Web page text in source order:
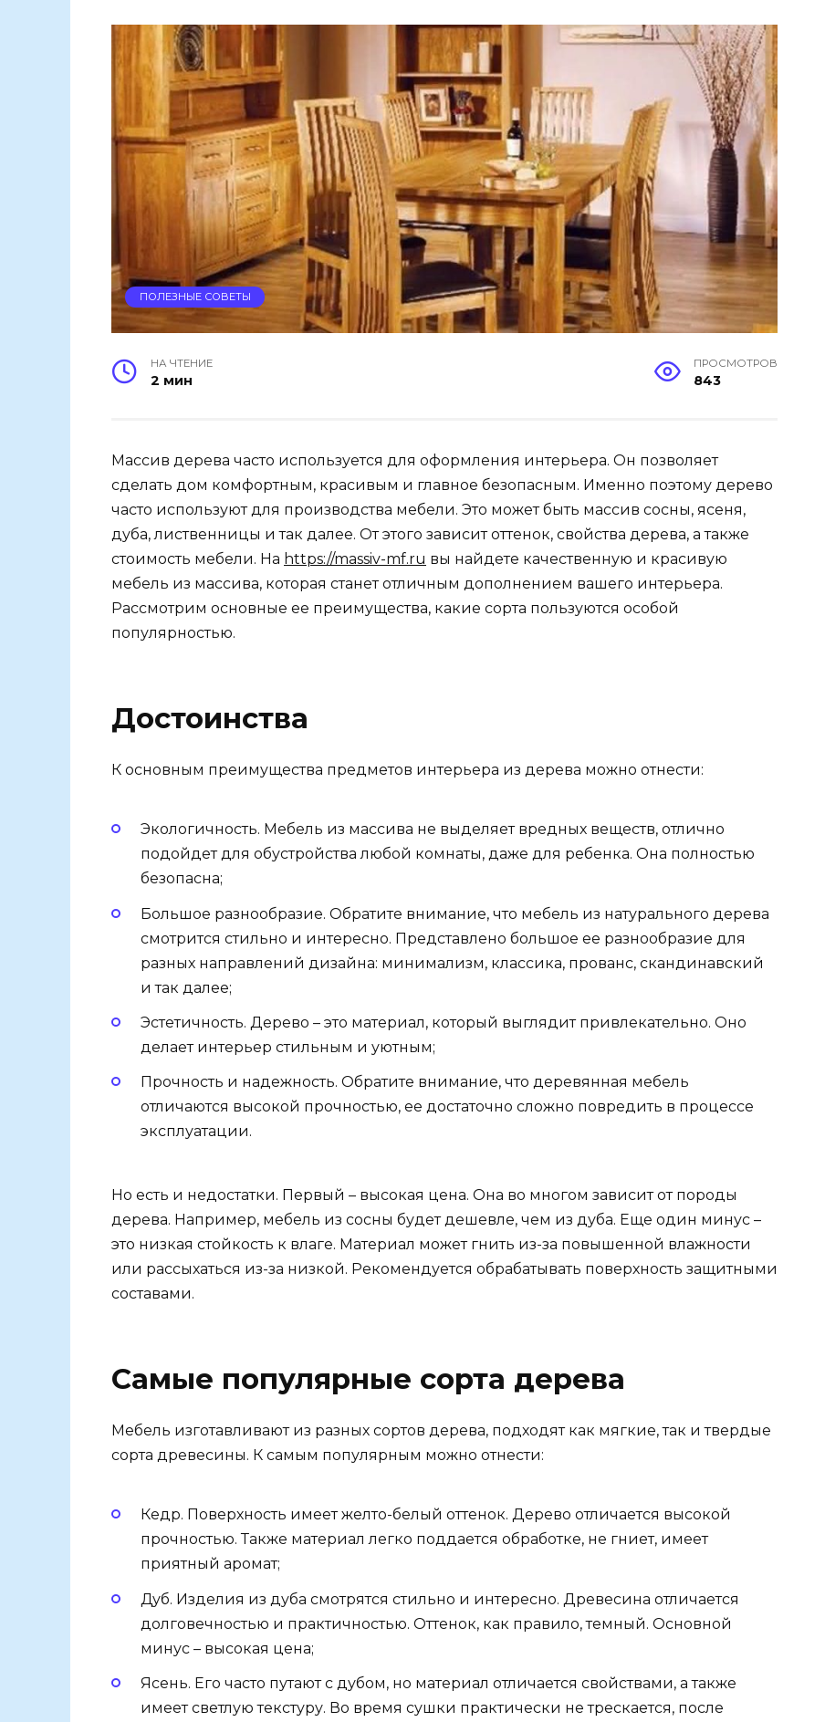
ПОЛЕЗНЫЕ СОВЕТЫ
НА ЧТЕНИЕ
2 мин
ПРОСМОТРОВ
843
Массив дерева часто используется для оформления интерьера. Он позволяет
сделать дом комфортным, красивым и главное безопасным. Именно поэтому дерево
часто используют для производства мебели. Это может быть массив сосны, ясеня,
дуба, лиственницы и так далее. От этого зависит оттенок, свойства дерева, а также
стоимость мебели. На https://massiv-mf.ru вы найдете качественную и красивую
мебель из массива, которая станет отличным дополнением вашего интерьера.
Рассмотрим основные ее преимущества, какие сорта пользуются особой
популярностью.
Достоинства
К основным преимущества предметов интерьера из дерева можно отнести:
Экологичность. Мебель из массива не выделяет вредных веществ, отлично
подойдет для обустройства любой комнаты, даже для ребенка. Она полностью
безопасна;
Большое разнообразие. Обратите внимание, что мебель из натурального дерева
смотрится стильно и интересно. Представлено большое ее разнообразие для
разных направлений дизайна: минимализм, классика, прованс, скандинавский
и так далее;
Эстетичность. Дерево – это материал, который выглядит привлекательно. Оно
делает интерьер стильным и уютным;
Прочность и надежность. Обратите внимание, что деревянная мебель
отличаются высокой прочностью, ее достаточно сложно повредить в процессе
эксплуатации.
Но есть и недостатки. Первый – высокая цена. Она во многом зависит от породы
дерева. Например, мебель из сосны будет дешевле, чем из дуба. Еще один минус –
это низкая стойкость к влаге. Материал может гнить из-за повышенной влажности
или рассыхаться из-за низкой. Рекомендуется обрабатывать поверхность защитными
составами.
Самые популярные сорта дерева
Мебель изготавливают из разных сортов дерева, подходят как мягкие, так и твердые
сорта древесины. К самым популярным можно отнести:
Кедр. Поверхность имеет желто-белый оттенок. Дерево отличается высокой
прочностью. Также материал легко поддается обработке, не гниет, имеет
приятный аромат;
Дуб. Изделия из дуба смотрятся стильно и интересно. Древесина отличается
долговечностью и практичностью. Оттенок, как правило, темный. Основной
минус – высокая цена;
Ясень. Его часто путают с дубом, но материал отличается свойствами, а также
имеет светлую текстуру. Во время сушки практически не трескается, после